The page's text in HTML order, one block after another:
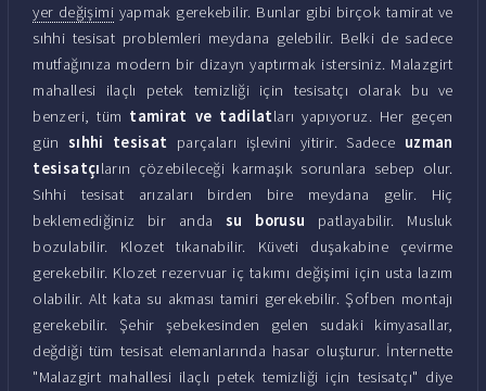
yer değişimiyapmak gerekebilir. Bunlar gibi birçok tamirat ve
sıhhi tesisat problemleri meydana gelebilir. Belki de sadece
mutfağınıza modern bir dizayn yaptırmak istersiniz. Malazgirt
mahallesi ilaçlı petek temizliği için tesisatçı olarak bu ve
benzeri, tüm tamirat ve tadilatları yapıyoruz. Her geçen
gün sıhhi tesisat parçaları işlevini yitirir. Sadece uzman
tesisatçıların çözebileceği karmaşık sorunlara sebep olur.
Sıhhi tesisat arızaları birden bire meydana gelir. Hiç
beklemediğiniz bir anda su borusu patlayabilir. Musluk
bozulabilir. Klozet tıkanabilir. Küveti duşakabine çevirme
gerekebilir. Klozet rezervuar iç takımı değişimi için usta lazım
olabilir. Alt kata su akması tamiri gerekebilir. Şofben montajı
gerekebilir. Şehir şebekesinden gelen sudaki kimyasallar,
değdiği tüm tesisat elemanlarında hasar oluşturur. İnternette
"Malazgirt mahallesi ilaçlı petek temizliği için tesisatçı" diye